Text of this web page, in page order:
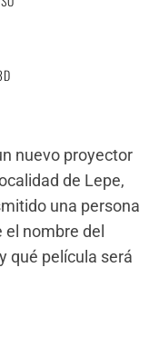
nuevo proyector
de Lepe,
una persona
nombre del
qué película será